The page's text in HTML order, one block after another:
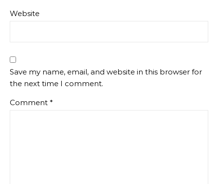
Website
Save my name, email, and website in this browser for
the next time I comment.
Comment *